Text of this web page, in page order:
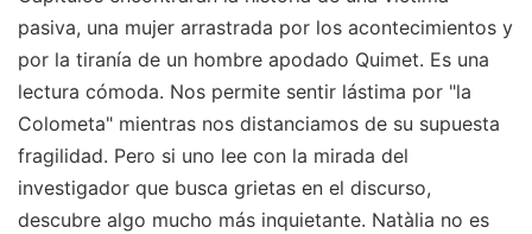
pasiva, una mujer arrastrada por los acontecimientos y
por la tiranía de un hombre apodado Quimet. Es una
lectura cómoda. Nos permite sentir lástima por "la
Colometa" mientras nos distanciamos de su supuesta
fragilidad. Pero si uno lee con la mirada del
investigador que busca grietas en el discurso,
descubre algo mucho más inquietante. Natàlia no es